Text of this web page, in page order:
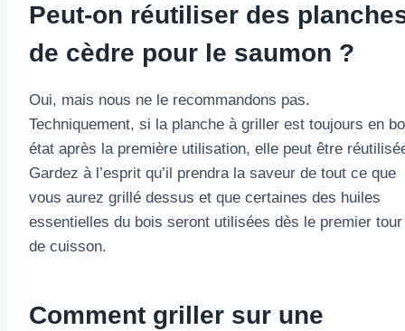
Peut-on réutiliser des
de cèdre pour le saumon ?
Oui, mais nous ne le recommandons pas.
Techniquement, si la planche à griller est toujours en
état après la première utilisation, elle peut être
Gardez à l’esprit qu’il prendra la saveur de tout ce que
vous aurez grillé dessus et que certaines des huiles
essentielles du bois seront utilisées dès le premier tour
de cuisson.
Comment griller sur une